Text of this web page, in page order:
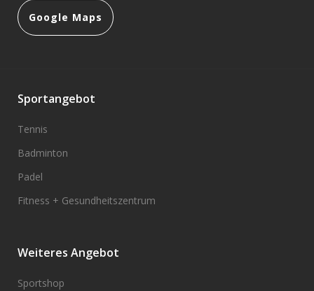
Google Maps
Sportangebot
Tennis
Badminton
Padel
Fitness + Gesundheitszentrum
Weiteres Angebot
Sportshop